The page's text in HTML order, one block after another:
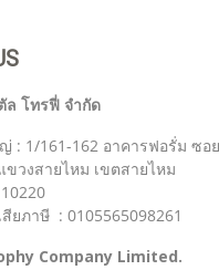
ล โทรฟี่ จำกัด
: 1/161-162 อาคารฟอรั่ม ซอย
วงสายไหม เขตสายไหม
ยภาษี : 0105565098261
Company Limited.